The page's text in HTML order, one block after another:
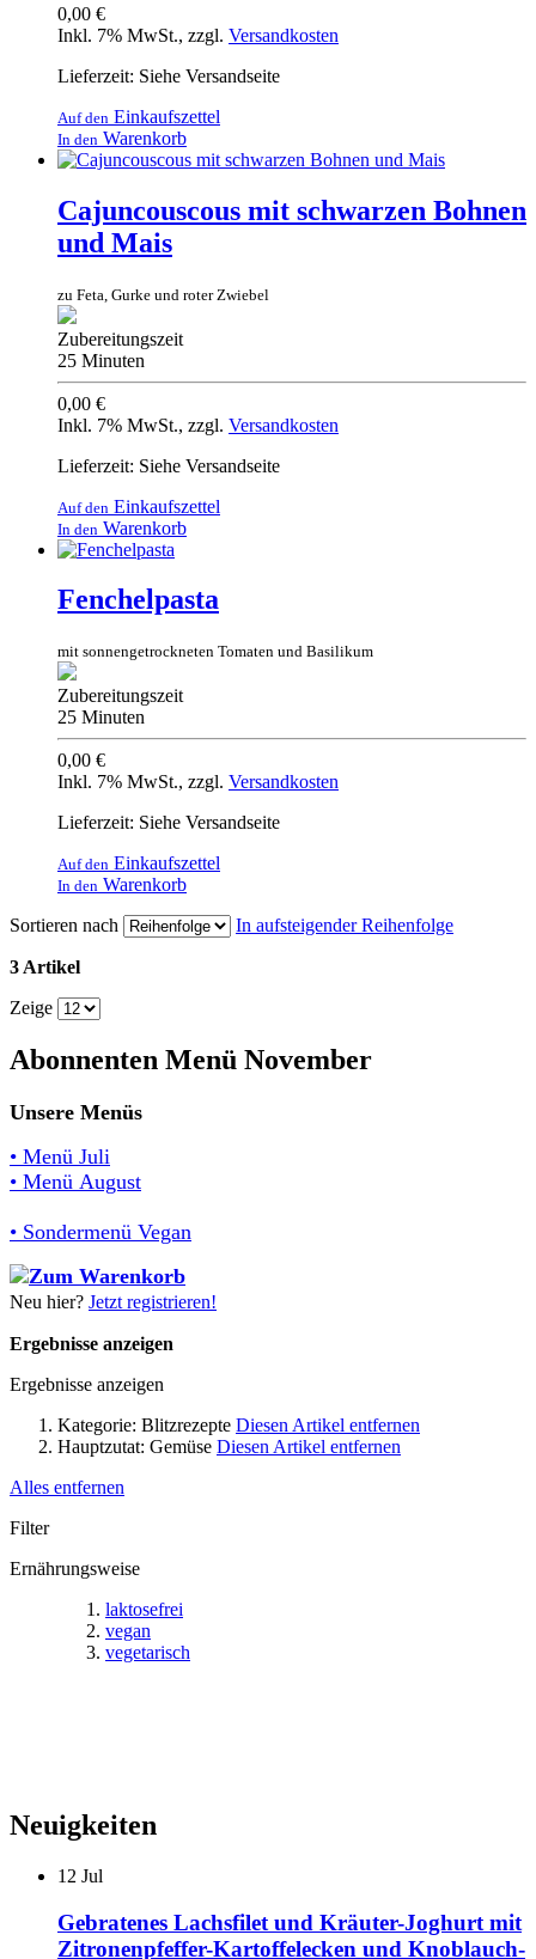
0,00 €
Inkl. 7% MwSt., zzgl. Versandkosten
Lieferzeit: Siehe Versandseite
Auf den Einkaufszettel
In den Warenkorb
Cajuncouscous mit schwarzen Bohnen
und Mais
zu Feta, Gurke und roter Zwiebel
Zubereitungszeit
25 Minuten
0,00 €
Inkl. 7% MwSt., zzgl. Versandkosten
Lieferzeit: Siehe Versandseite
Auf den Einkaufszettel
In den Warenkorb
Fenchelpasta
mit sonnengetrockneten Tomaten und Basilikum
Zubereitungszeit
25 Minuten
0,00 €
Inkl. 7% MwSt., zzgl. Versandkosten
Lieferzeit: Siehe Versandseite
Auf den Einkaufszettel
In den Warenkorb
Sortieren nach
In aufsteigender Reihenfolge
3 Artikel
Zeige
Abonnenten Menü November
Unsere Menüs
• Menü Juli
• Menü August
• Sondermenü Vegan
Neu hier? Jetzt registrieren!
Ergebnisse anzeigen
Ergebnisse anzeigen
Kategorie: Blitzrezepte Diesen Artikel entfernen
Hauptzutat: Gemüse Diesen Artikel entfernen
Alles entfernen
Filter
Ernährungsweise
laktosefrei
vegan
vegetarisch
Neuigkeiten
12 Jul
Gebratenes Lachsfilet und Kräuter-Joghurt mit
Zitronenpfeffer-Kartoffelecken und Knoblauch-